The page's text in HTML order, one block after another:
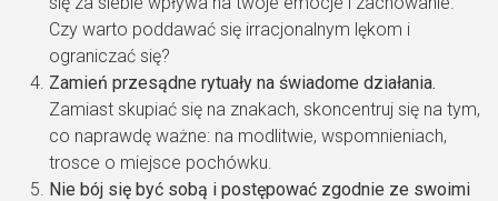
Czy warto poddawać się irracjonalnym lękom i
ograniczać się?
Zamień przesądne rytuały na świadome działania.
Zamiast skupiać się na znakach, skoncentruj się na tym,
co naprawdę ważne: na modlitwie, wspomnieniach,
trosce o miejsce pochówku.
Nie bój się być sobą i postępować zgodnie ze swoimi